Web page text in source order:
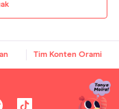
Tim Konten Orami